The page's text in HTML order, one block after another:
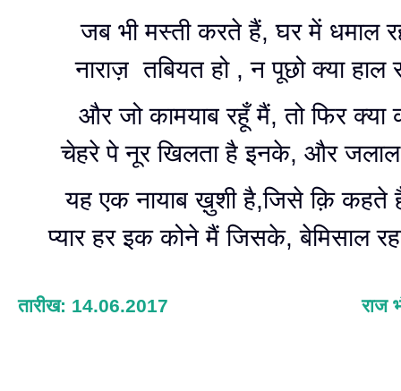
जब भी मस्ती करते हैं, घर में धमाल
नाराज़ तबियत हो , न पूछो क्या हाल
और जो कामयाब रहूँ मैं, तो फिर क्या
चेहरे पे नूर खिलता है इनके, और जलाल
यह एक नायाब ख़ुशी है,जिसे क़ि कहते
प्यार हर इक कोने मैं जिसके, बेमिसाल
तारीख: 14.06.2017 राज